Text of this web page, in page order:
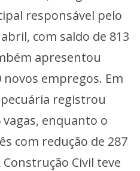
responsável pelo
com saldo de 813
apresentou
empregos. Em
registrou
enquanto o
com redução de 287
Civil teve